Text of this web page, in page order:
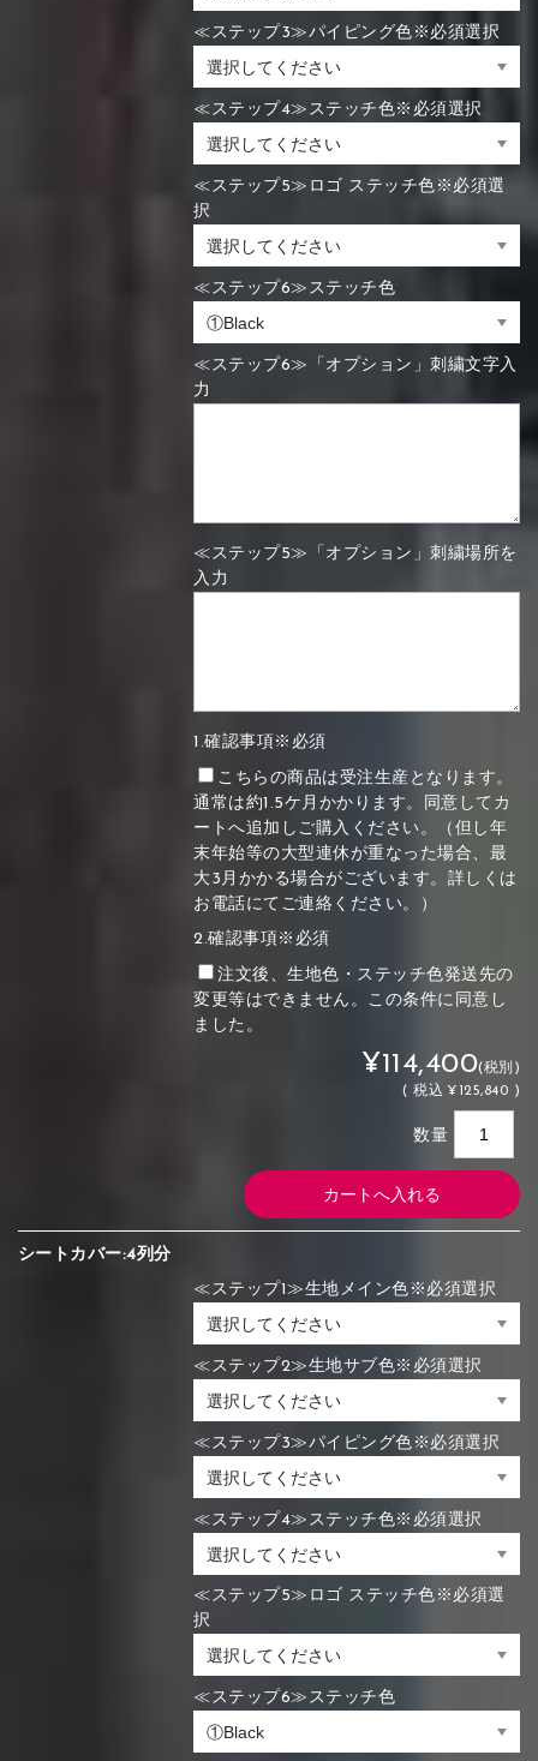
≪ステップ3≫パイピング色※必須選択
≪ステップ4≫ステッチ色※必須選択
≪ステップ5≫ロゴ ステッチ色※必須選
択
≪ステップ6≫ステッチ色
≪ステップ6≫「オプション」刺繍文字入
力
≪ステップ5≫「オプション」刺繍場所を
入力
1.確認事項※必須
こちらの商品は受注生産となります。
通常は約1.5ケ月かかります。同意してカ
ートへ追加しご購入ください。（但し年
末年始等の大型連休が重なった場合、最
大3月かかる場合がございます。詳しくは
お電話にてご連絡ください。）
2.確認事項※必須
注文後、生地色・ステッチ色発送先の
変更等はできません。この条件に同意し
ました。
¥114,400(税別)
(税込 ¥125,840 )
数量
シートカバー:4列分
≪ステップ1≫生地メイン色※必須選択
≪ステップ2≫生地サブ色※必須選択
≪ステップ3≫パイピング色※必須選択
≪ステップ4≫ステッチ色※必須選択
≪ステップ5≫ロゴ ステッチ色※必須選
択
≪ステップ6≫ステッチ色